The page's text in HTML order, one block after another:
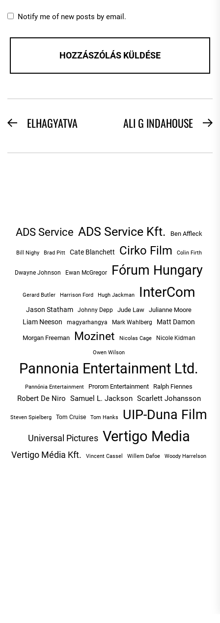
Notify me of new posts by email.
BEJEGYZÉS
PreviousELHAGYATVA ALI G INDAHOUSE
ADS Service ADS Service Kft. Ben Affleck
Bill Nighy Brad Pitt Cate Blanchett Cirko Film Colin Firth
Dwayne Johnson Ewan McGregor Fórum Hungary
Gerard Butler Harrison Ford Hugh Jackman InterCom
Jason Statham Johnny Depp Jude Law Julianne Moore
Liam Neeson magyarhangya Mark Wahlberg Matt Damon
Morgan Freeman Mozinet Nicolas Cage Nicole Kidman
Owen Wilson
Pannonia Entertainment Ltd.
Pannónia Entertainment Prorom Entertainment Ralph Fiennes
Robert De Niro Samuel L. Jackson Scarlett Johansson
Steven Spielberg Tom Cruise Tom Hanks UIP-Duna Film
Universal Pictures Vertigo Media
Vertigo Média Kft. Vincent Cassel Willem Dafoe Woody Harrelson